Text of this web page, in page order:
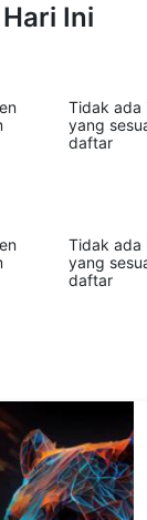
Ini
Tidak ada
yang
daftar
Tidak ada
yang
daftar